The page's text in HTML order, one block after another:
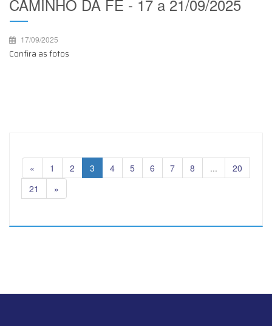
CAMINHO DA FÉ - 17 a 21/09/2025
17/09/2025
Confira as fotos
« 1 2 3 4 5 6 7 8 ...
20
21
»